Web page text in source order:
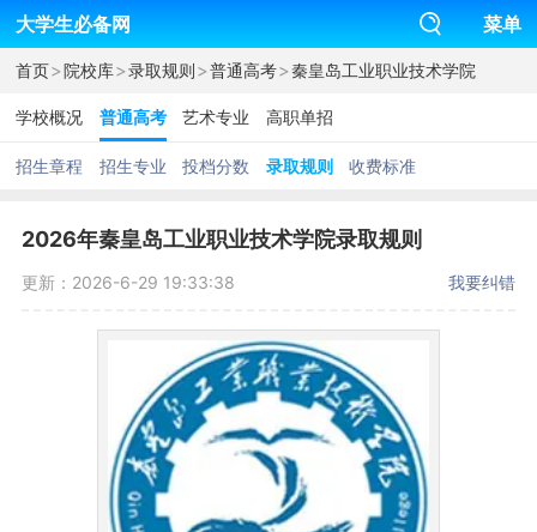
大学生必备网 菜单
首页>院校库>录取规则>普通高考>秦皇岛工业职业技术学院
学校概况 普通高考 艺术专业 高职单招
招生章程 招生专业 投档分数 录取规则 收费标准
2026年秦皇岛工业职业技术学院录取规则
更新：2026-6-29 19:33:38 我要纠错